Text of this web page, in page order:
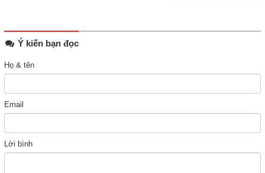
Ý kiến bạn đọc
Họ & tên
Email
Lời bình